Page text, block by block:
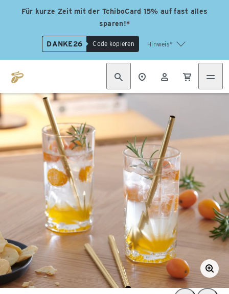
Für kurze Zeit mit der TchiboCard 15% auf fast alles
sparen!*
DANKE26 Code kopieren Hinweis*